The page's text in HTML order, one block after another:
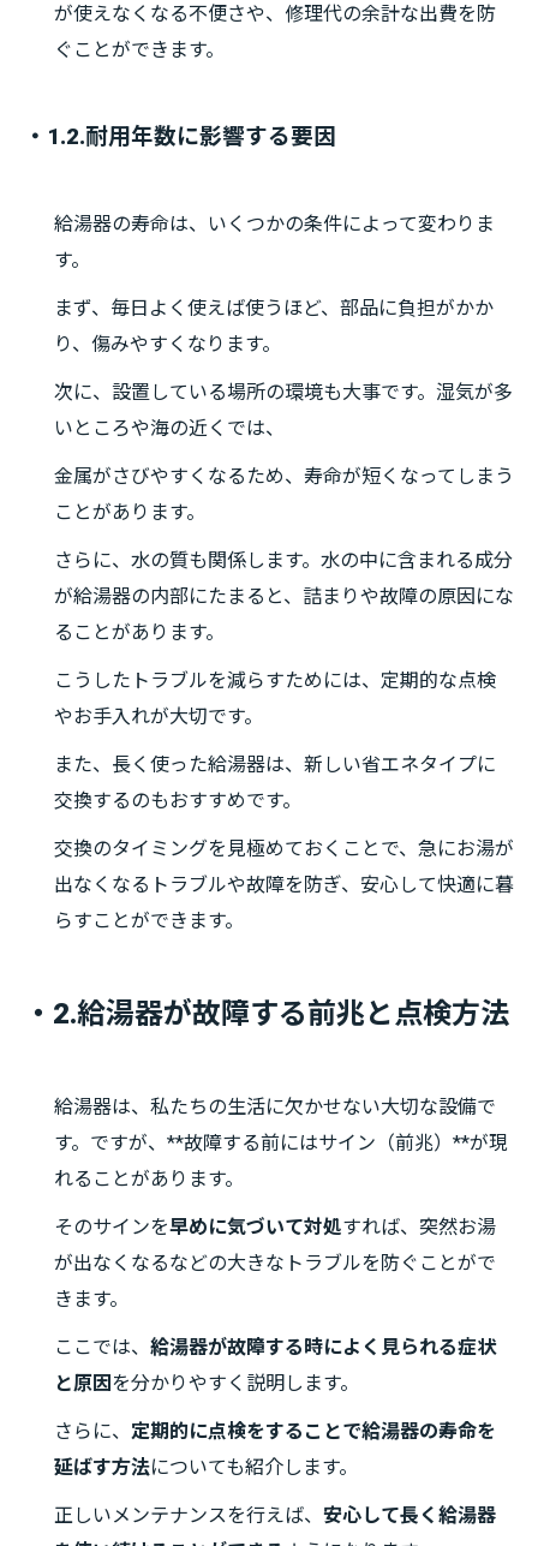
が使えなくなる不便さや、修理代の余計な出費を防
ぐことができます。
・1.2.耐用年数に影響する要因
給湯器の寿命は、いくつかの条件によって変わりま
す。
まず、毎日よく使えば使うほど、部品に負担がかか
り、傷みやすくなります。
次に、設置している場所の環境も大事です。湿気が多
いところや海の近くでは、
金属がさびやすくなるため、寿命が短くなってしまう
ことがあります。
さらに、水の質も関係します。水の中に含まれる成分
が給湯器の内部にたまると、詰まりや故障の原因にな
ることがあります。
こうしたトラブルを減らすためには、定期的な点検
やお手入れが大切です。
また、長く使った給湯器は、新しい省エネタイプに
交換するのもおすすめです。
交換のタイミングを見極めておくことで、急にお湯が
出なくなるトラブルや故障を防ぎ、安心して快適に暮
らすことができます。
・2.給湯器が故障する前兆と点検方法
給湯器は、私たちの生活に欠かせない大切な設備で
す。ですが、**故障する前にはサイン（前兆）**が現
れることがあります。
そのサインを早めに気づいて対処すれば、突然お湯
が出なくなるなどの大きなトラブルを防ぐことがで
きます。
ここでは、 給湯器が故障する時によく見られる症状
と原因 を分かりやすく説明します。
さらに、 定期的に点検をすることで給湯器の寿命を
延ばす方法についても紹介します。
正しいメンテナンスを行えば、 安心して長く給湯器